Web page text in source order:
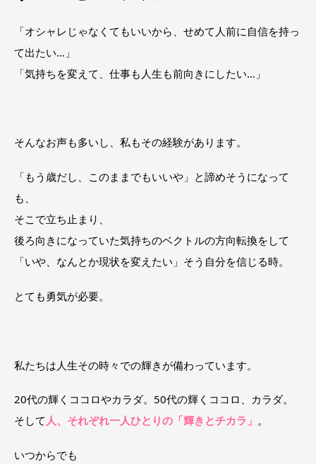
「オシャレじゃなくてもいいから、せめて人前に自信を持っ
て出たい…」
「気持ちを変えて、仕事も人生も前向きにしたい…」
そんなお声も多いし、私もその経験があります。
「もう歳だし、このままでもいいや」と諦めそうになって
も、
そこで立ち止まり、
後ろ向きになっていた気持ちのベクトルの方向転換をして
「いや、なんとか現状を変えたい」そう自分を信じる時。
とても勇気が必要。
私たちは人生その時々での輝きが備わっています。
20代の輝くココロやカラダ。50代の輝くココロ、カラダ。
そして 人、 それぞれ一人ひとりの「輝きとチカラ」 。
いつからでも